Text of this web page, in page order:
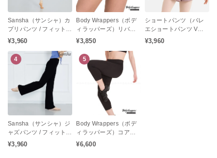
Sansha（サンシャ）カ
プリパンツ / フィットネ
スパンツ
¥3,960
Body Wrappers（ボデ
ィラッパーズ）リバー
シブルストライプショ
¥3,850
ショートパンツ（バレ
エショートパンツ Vカ
ット バレエウェア 練習
¥3,960
4
Sansha（サンシャ）ジ
ャズパンツ / フィットネ
スパンツ
¥3,960
5
Body Wrappers（ボデ
ィラッパーズ）コアテ
ックフィット スパッツ
¥6,600